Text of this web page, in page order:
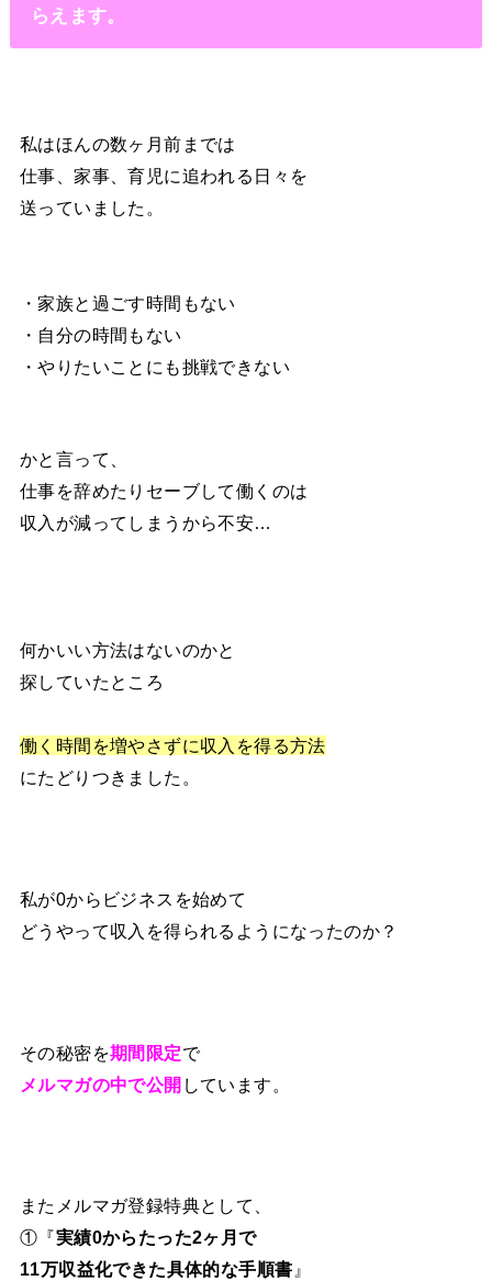
らえます。
私はほんの数ヶ月前までは
仕事、家事、育児に追われる日々を
送っていました。
・家族と過ごす時間もない
・自分の時間もない
・やりたいことにも挑戦できない
かと言って、
仕事を辞めたりセーブして働くのは
収入が減ってしまうから不安…
何かいい方法はないのかと
探していたところ
働く時間を増やさずに収入を得る方法
にたどりつきました。
私が0からビジネスを始めて
どうやって収入を得られるようになったのか？
その秘密を期間限定で
メルマガの中で公開 しています。
またメルマガ登録特典として、
①『実績0からたった2ヶ月で
11万収益化できた具体的な手順書 』